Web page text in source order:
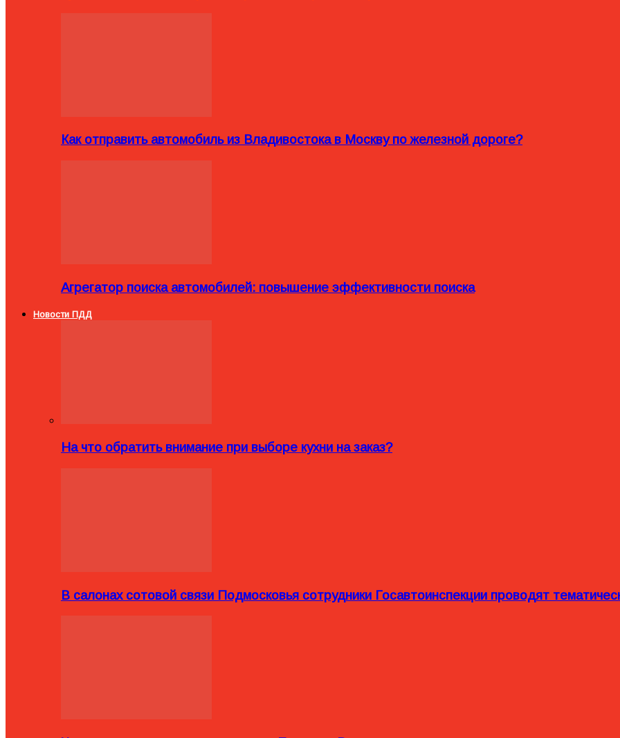
Как отправить автомобиль из Владивостока в Москву по железной дороге?
Агрегатор поиска автомобилей: повышение эффективности поиска
Новости ПДД
На что обратить внимание при выборе кухни на заказ?
В салонах сотовой связи Подмосковья сотрудники Госавтоинспекции проводят